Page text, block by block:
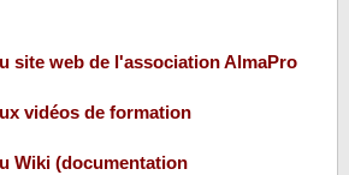
site web de l'association AlmaPro
vidéos de formation
Wiki (documentation